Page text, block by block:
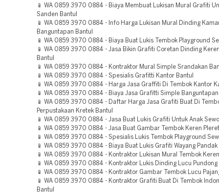
📱 WA 0859 3970 0884 - Biaya Membuat Lukisan Mural Grafiti
Sanden Bantul
📱 WA 0859 3970 0884 - Info Harga Lukisan Mural Dinding
Banguntapan Bantul
📱 WA 0859 3970 0884 - Biaya Buat Lukis Tembok Playground
📱 WA 0859 3970 0884 - Jasa Bikin Grafiti Coretan Dinding
Bantul
📱 WA 0859 3970 0884 - Kontraktor Mural Simple Srandakan
📱 WA 0859 3970 0884 - Spesialis Grafitti Kantor Bantul
📱 WA 0859 3970 0884 - Harga Jasa Graffiti Di Tembok Kantor
📱 WA 0859 3970 0884 - Biaya Jasa Grafitti Simple
📱 WA 0859 3970 0884 - Daftar Harga Jasa Grafiti Buat Di
Perpustakaan Kretek Bantul
📱 WA 0859 3970 0884 - Jasa Buat Lukis Grafiti Untuk Anak
📱 WA 0859 3970 0884 - Jasa Buat Gambar Tembok Keren
📱 WA 0859 3970 0884 - Spesialis Lukis Tembok Playground
📱 WA 0859 3970 0884 - Biaya Buat Lukis Grafiti Wayang Pandak
📱 WA 0859 3970 0884 - Kontraktor Lukisan Mural Tembok
📱 WA 0859 3970 0884 - Kontraktor Lukis Dinding Lucu Pundong
📱 WA 0859 3970 0884 - Kontraktor Gambar Tembok Lucu
📱 WA 0859 3970 0884 - Kontraktor Grafiti Buat Di Tembok
Bantul